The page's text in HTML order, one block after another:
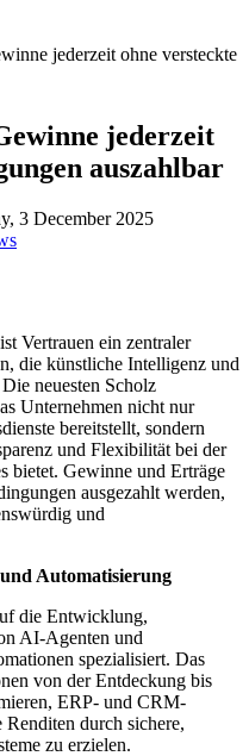
jederzeit ohne versteckte
jederzeit
auszahlbar
3 December 2025
Vertrauen ein zentraler
die künstliche Intelligenz und
neuesten Scholz
Unternehmen nicht nur
bereitstellt, sondern
und Flexibilität bei der
bietet. Gewinne und Erträge
ausgezahlt werden,
und
Automatisierung
die Entwicklung,
AI-Agenten und
spezialisiert. Das
von der Entdeckung bis
ERP- und CRM-
Renditen durch sichere,
zu erzielen.